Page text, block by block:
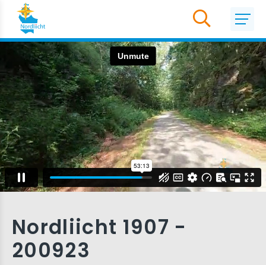
Nordliicht 1907 -
200923